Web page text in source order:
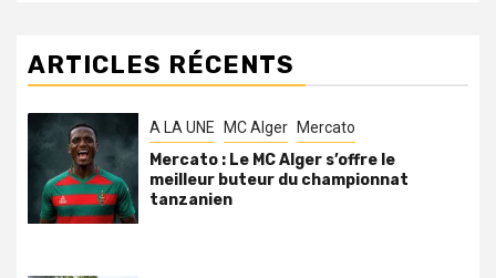
ARTICLES RÉCENTS
A LA UNE MC Alger Mercato
Mercato : Le MC Alger s’offre le
meilleur buteur du championnat
tanzanien